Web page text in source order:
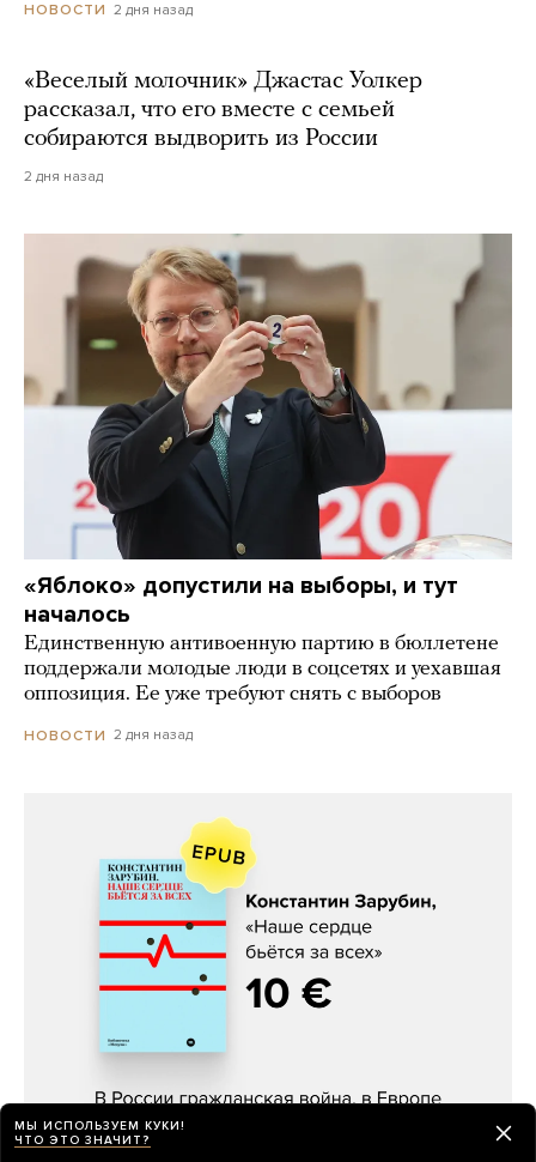
НОВОСТИ 2 дня назад
«Веселый молочник» Джастас Уолкер
рассказал, что его вместе с семьей
собираются выдворить из России
2 дня назад
«Яблоко» допустили на выборы, и тут
началось
Единственную антивоенную партию в бюллетене
поддержали молодые люди в соцсетях и уехавшая
оппозиция. Ее уже требуют снять с выборов
НОВОСТИ 2 дня назад
Константин Зарубин, «Наше сердце
МЫ ИСПОЛЬЗУЕМ КУКИ!
ЧТО ЭТО ЗНАЧИТ?